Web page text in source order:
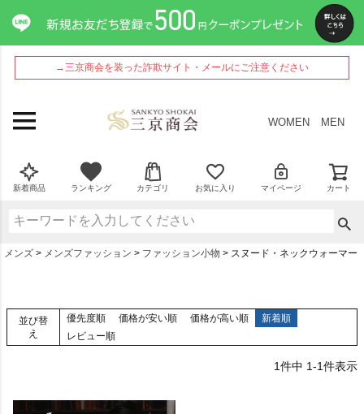
→三京商会を装った詐欺サイト・メールにご注意ください
WOMEN MEN
新着商品 ランキング カテゴリ お気に入り マイページ カート
メンズ メンズファッション ファッション小物 スヌード・ネックウォーマー
並び替
え
優先度順 価格が安い順 価格が高い順
新着順
レビュー順
1件中 1-1件表示